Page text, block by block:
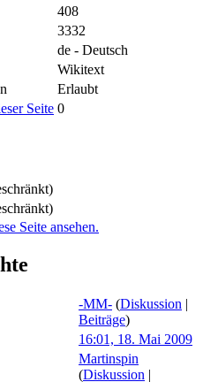
408
3332
de - Deutsch
Wikitext
Erlaubt
Seite 0
Seite ansehen.
-MM- (Diskussion |
Beiträge)
16:01, 18. Mai 2009
Martinspin
(Diskussion |